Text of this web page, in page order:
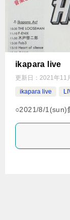
ikapara live
更新日： 2021年11
ikapara live
○2021/8/1(sun)